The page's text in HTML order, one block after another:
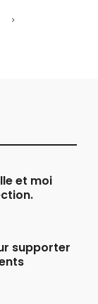
et moi
supporter